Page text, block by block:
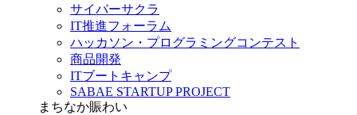
サイバーサクラ
IT推進フォーラム
ハッカソン・プログラミングコンテスト
商品開発
ITブートキャンプ
SABAE STARTUP PROJECT
まちなか賑わい